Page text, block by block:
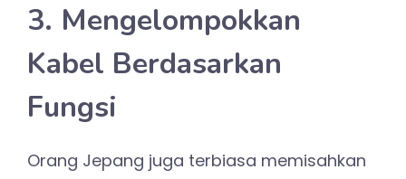
3. Mengelompokkan
Kabel Berdasarkan
Fungsi
Orang Jepang juga terbiasa memisahkan